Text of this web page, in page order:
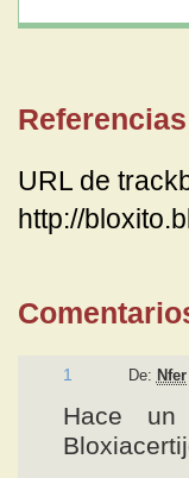
URL de
http://
1 De: Nfer
Hace